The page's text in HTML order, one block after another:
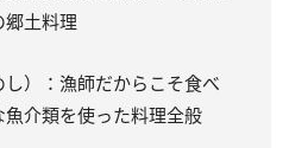
郷土料理
し）：漁師だからこそ食べ
介類を使った料理全般